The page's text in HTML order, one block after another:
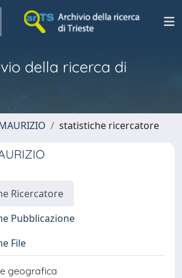
della ricerca di
statistiche ricercatore
Ricercatore
Pubblicazione
File
geografica